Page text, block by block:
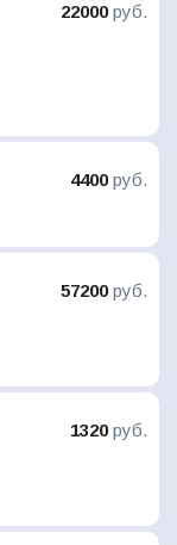
22000руб.
4400руб.
57200руб.
1320руб.